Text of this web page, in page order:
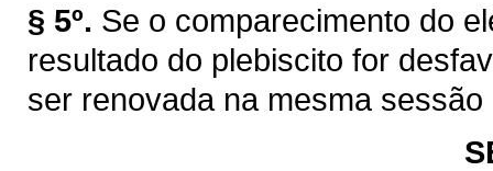
§ 5º. Se o comparecimento do
resultado do plebiscito for
ser renovada na mesma sessão